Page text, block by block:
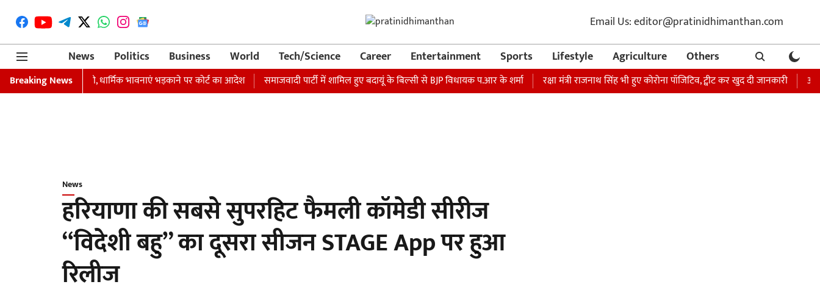
Email Us: editor@pratinidhimanthan.com
News
Politics Business World Tech/Science Career Entertainment Sports Lifestyle Agriculture Others
Breaking News
का वारंट जारी, धार्मिक भावनाएं भड़काने पर कोर्ट का आदेश समाजवादी पार्टी में शामिल हुए बदायूं के बिल्सी से BJP विधायक प.आर के शर्मा रक्षा मंत्री राजनाथ सिंह भी हुए कोरोना पॉजिटिव, ट्वीट कर खुद दी जानकारी अभिनेता
News
हरियाणा की सबसे सुपरहिट फैमली कॉमेडी सीरीज
“विदेशी बहु” का दूसरा सीजन STAGE App पर हुआ
रिलीज